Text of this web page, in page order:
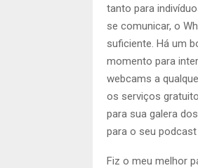
tanto para
se comunicar, o
suficiente. Há um
momento para
webcams a
os serviços
para sua galera
para o seu
Fiz o meu melhor